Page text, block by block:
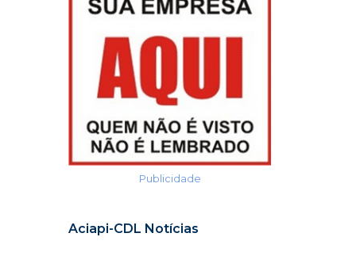
Publicidade
Aciapi-CDL Notícias